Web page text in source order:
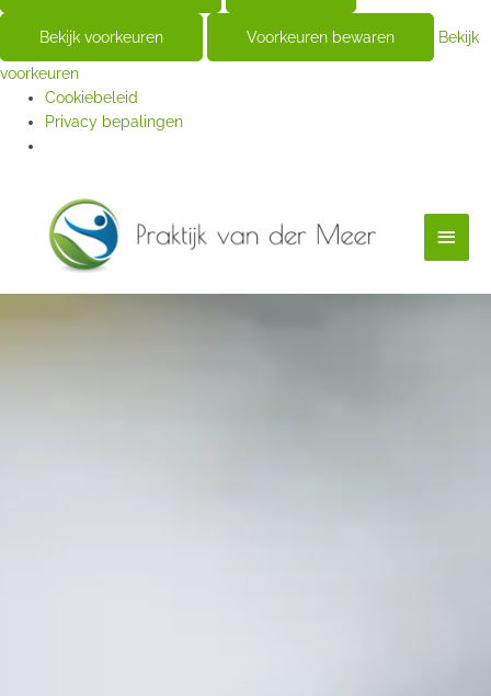
Bekijk voorkeuren Voorkeuren bewaren Bekijk
voorkeuren
Cookiebeleid
Privacy bepalingen